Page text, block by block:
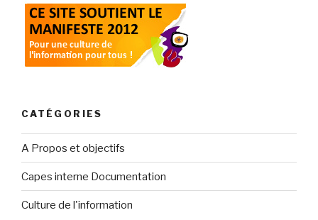
CATÉGORIES
A Propos et objectifs
Capes interne Documentation
Culture de l'information